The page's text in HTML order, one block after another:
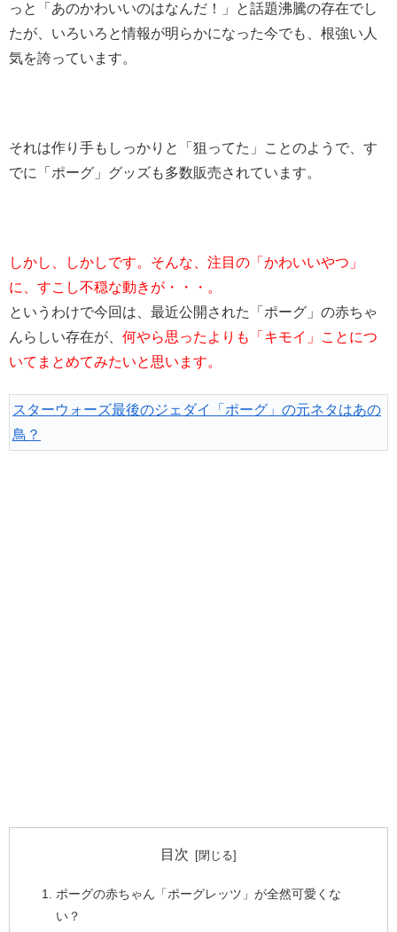
っと「あのかわいいのはなんだ！」と話題沸騰の存在でし
たが、いろいろと情報が明らかになった今でも、根強い人
気を誇っています。
それは作り手もしっかりと「狙ってた」ことのようで、す
でに「ポーグ」グッズも多数販売されています。
しかし、しかしです。そんな、注目の「かわいいやつ」
に、すこし不穏な動きが・・・。
というわけで今回は、最近公開された「ポーグ」の赤ちゃ
んらしい存在が、 何やら思ったよりも「キモイ」ことにつ
いてまとめてみたいと思います。
スターウォーズ最後のジェダイ「ポーグ」の元ネタはあの
鳥？
目次
ポーグの赤ちゃん「ポーグレッツ」が全然可愛くな
い？